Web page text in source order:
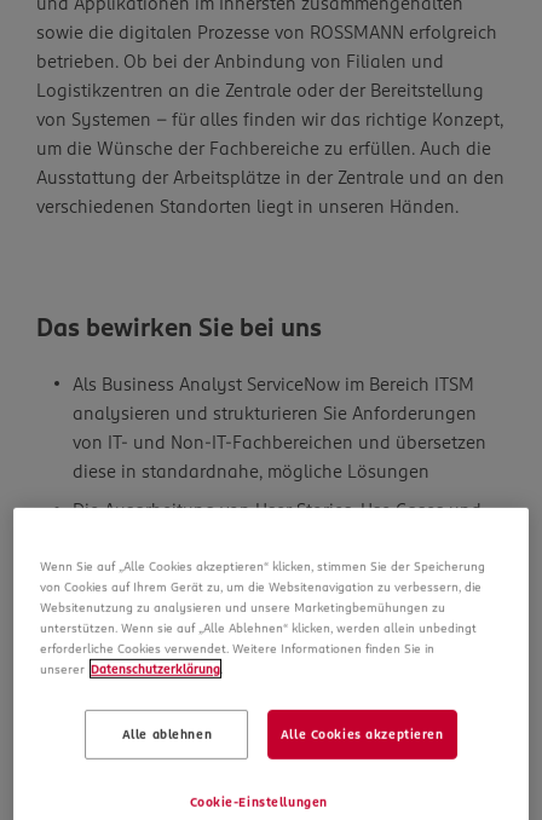
sowie die digitalen Prozesse von ROSSMANN erfolgreich
betrieben. Ob bei der Anbindung von Filialen und
Logistikzentren an die Zentrale oder der Bereitstellung
von Systemen – für alles finden wir das richtige Konzept,
um die Wünsche der Fachbereiche zu erfüllen. Auch die
Ausstattung der Arbeitsplätze in der Zentrale und an den
verschiedenen Standorten liegt in unseren Händen.
Das bewirken Sie bei uns
Als Business Analyst ServiceNow im Bereich ITSM
analysieren und strukturieren Sie Anforderungen
von IT- und Non-IT‑Fachbereichen und übersetzen
diese in standardnahe, mögliche Lösungen
Die Ausarbeitung von User Stories, Use Cases und
Abstimmung mit Product Owner und
Entwicklungsteam
Prozessmodelle für Incident, Service Request,
Problem, Change, Knowledge und Servicekatalog
konsistent zur ServiceNow-Umsetzung
Testkonzepte, UAT-Szenarien und Abnahmen planen
und begleiten Sie bis zum Go-live;
Wenn Sie auf „Alle Cookies akzeptieren“ klicken, stimmen Sie der Speicherung
von Cookies auf Ihrem Gerät zu, um die Websitenavigation zu verbessern, die
Websitenutzung zu analysieren und unsere Marketingbemühungen zu
unterstützen. Wenn sie auf „Alle Ablehnen“ klicken, werden allein unbedingt
erforderliche Cookies verwendet. Weitere Informationen finden Sie in
unserer Datenschutzerklärung
Alle ablehnen Alle Cookies akzeptieren
Cookie-Einstellungen